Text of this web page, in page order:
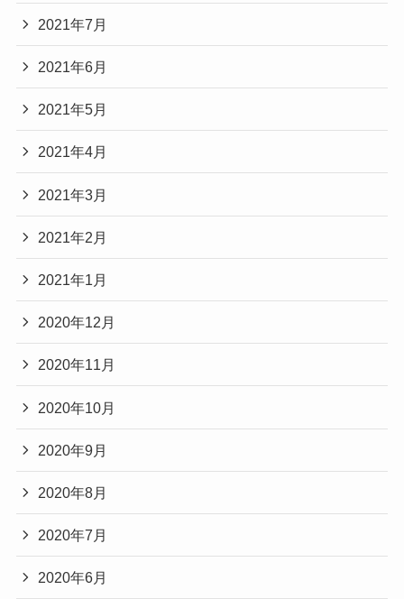
2021年7月
2021年6月
2021年5月
2021年4月
2021年3月
2021年2月
2021年1月
2020年12月
2020年11月
2020年10月
2020年9月
2020年8月
2020年7月
2020年6月